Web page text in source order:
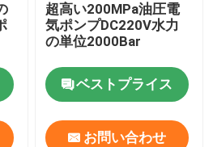
い
超高い200MPa油圧電
気ポンプDC220V水力
の単位2000Bar
ベストプライス
お問い合わせ